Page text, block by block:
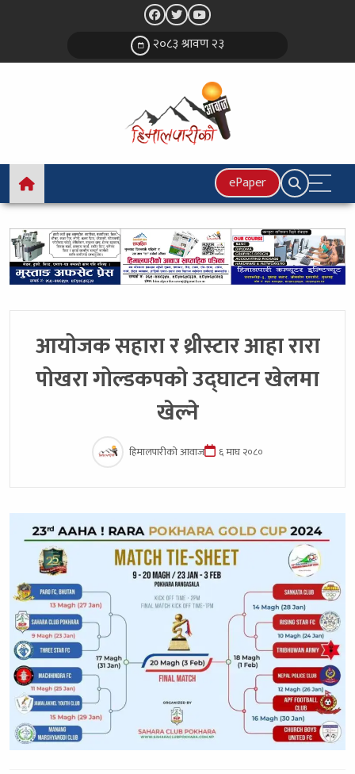
२०८३ श्रावण २३
ePaper
आयोजक सहारा र थ्रीस्टार आहा रारा
पोखरा गोल्डकपकाे उद्घाटन खेलमा
खेल्ने
हिमालपारीको आवाज ६ माघ २०८०